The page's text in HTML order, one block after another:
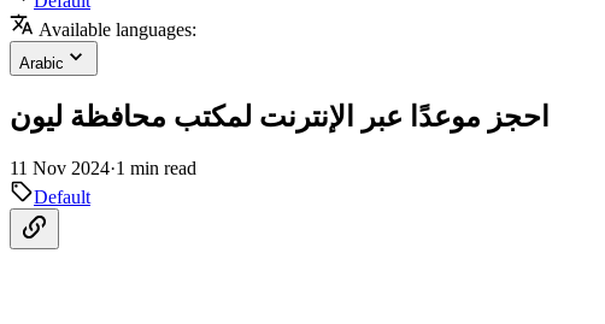
Available languages:
Arabic
احجز موعدًا عبر الإنترنت لمكتب محافظة ليون
11 Nov 2024·1 min read
Default